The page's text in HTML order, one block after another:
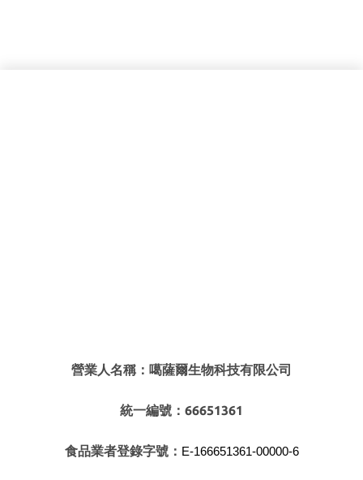
營業人名稱：噶薩爾生物科技有限公司
統一編號：66651361
食品業者登錄字號： E-166651361-00000-6